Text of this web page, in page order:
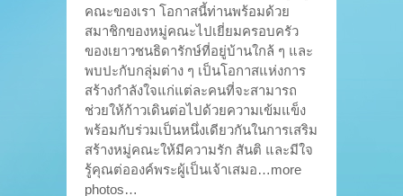
คณะของเรา โอกาสนี้ท่านพร้อมด้วย
สมาชิกของหมู่คณะไปเยี่ยมครอบครัว
ของเยาวชนธิดารักษ์ที่อยู่บ้านใกล้ ๆ และ
พบปะกับกลุ่มต่าง ๆ เป็นโอกาสแห่งการ
สร้างกำลังใจแก่แต่ละคนที่จะสามารถ
ช่วยให้ก้าวเดินต่อไปด้วยความเข้มแข็ง
พร้อมกับร่วมเป็นหนึ่งเดียวกันในการเสริม
สร้างหมู่คณะให้มีความรัก สันติ และมีใจ
รู้คุณต่อองค์พระผู้เป็นเจ้าเสมอ…more
photos…